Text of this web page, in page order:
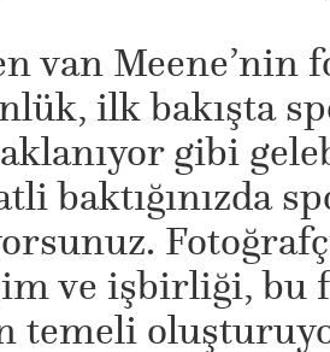
van Meene’nin
ilk bakışta
gibi
baktığınızda
ve işbirliği, bu
temeli